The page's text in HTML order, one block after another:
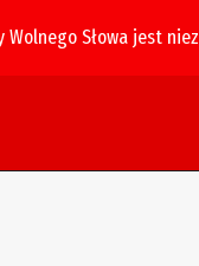
Słowa jest